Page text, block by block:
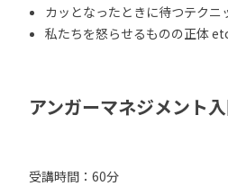
カッとなったときに待つテクニ
私たちを怒らせるものの正体
アンガーマネジメント
受講時間：60分